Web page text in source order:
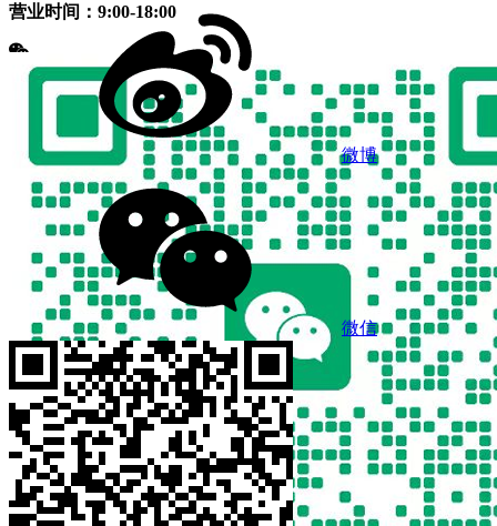
营业时间：9:00-18:00
微博
微信